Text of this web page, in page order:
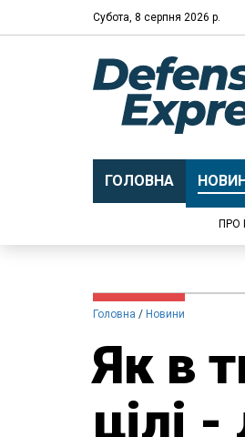
Субота, 8 серпня 2026 р.
ГОЛОВНА
ПРО
Головна Новини
Як в
цілі